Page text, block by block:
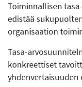
Toiminnallisen
edistää
organisaation
Tasa-
konkreettiset
yhdenvertaisuuden